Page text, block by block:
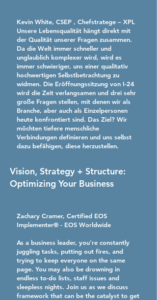
Kevin White, CSEP , Chefstratege – XPL
Unsere Lebensqualität hängt direkt mit
der Qualität unserer Fragen zusammen.
Da die Welt immer schneller und
unglaublich komplexer wird, wird es
immer schwieriger, uns einer qualitativ
hochwertigen Selbstbetrachtung zu
widmen. Die Eröffnungssitzung von I-24
wird die Zeit verlangsamen und drei sehr
große Fragen stellen, mit denen wir als
Branche, aber auch als Einzelpersonen
heute konfrontiert sind. Das Ziel? Wir
möchten tiefere menschliche
Verbindungen definieren und uns selbst
dazu befähigen, diese herzustellen.
Vision, Strategy + Structure:
Optimizing Your Business
Zachary Cramer, Certified EOS
Implementer® - EOS Worldwide
As a business leader, you're constantly
juggling tasks, putting out fires, and
trying to keep everyone on the same
page. You may also be drowning in
endless to-do lists, staff issues and
sleepless nights. Join us as we discuss
framework that can be the catalyst to get